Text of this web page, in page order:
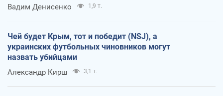
Вадим Денисенко 1,9 т.
Чей будет Крым, тот и победит (NSJ), а
украинских футбольных чиновников могут
назвать убийцами
Александр Кирш 3,1 т.